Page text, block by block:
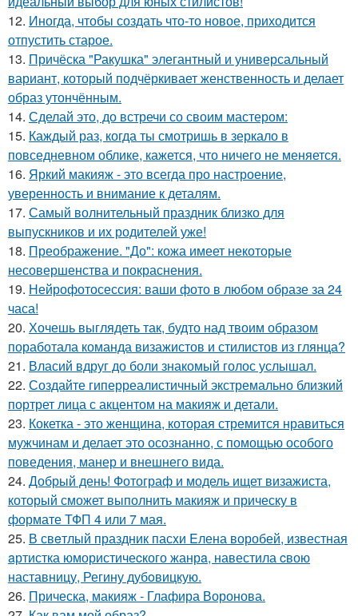
12. Иногда, чтобы создать что-то новое, приходится
отпустить старое.
13. Причёска "Ракушка" элегантный и универсальный
вариант, который подчёркивает женственность и делает
образ утончённым.
14. Сделай это, до встречи со своим мастером:
15. Каждый раз, когда ты смотришь в зеркало в
повседневном облике, кажется, что ничего не меняется.
16. Яркий макияж - это всегда про настроение,
уверенность и внимание к деталям.
17. Самый волнительный праздник близко для
выпускников и их родителей уже!
18. Преображение. "До": кожа имеет некоторые
несовершенства и покраснения.
19. Нейрофотосессия: ваши фото в любом образе за 24
часа!
20. Хочешь выглядеть так, будто над твоим образом
поработала команда визажистов и стилистов из глянца?
21. Власий вдруг до боли знакомый голос услышал.
22. Создайте гиперреалистичный экстремально близкий
портрет лица с акцентом на макияж и детали.
23. Кокетка - это женщина, которая стремится нравиться
мужчинам и делает это осознанно, с помощью особого
поведения, манер и внешнего вида.
24. Добрый день! Фотограф и модель ищет визажиста,
который сможет выполнить макияж и прическу в
формате ТФП 4 или 7 мая.
25. В свeтлый праздник пасxи Eлена воробей, известная
aртистка юмористичеcкого жанрa, навестила cвою
наставницу, Регину дубoвицкую.
26. Прическа, макияж - Глафира Воронова.